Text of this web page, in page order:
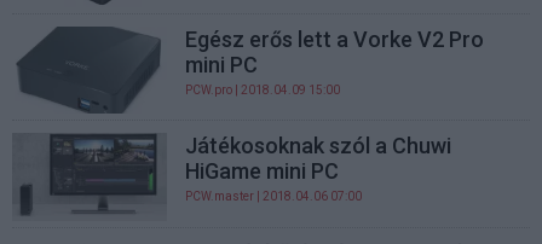
Egész erős lett a Vorke V2 Pro
mini PC
PCW.pro | 2018.04.09 15:00
Játékosoknak szól a Chuwi
HiGame mini PC
PCW.master | 2018.04.06 07:00